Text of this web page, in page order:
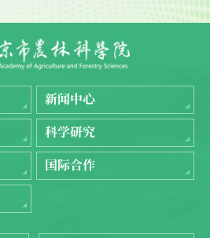
新闻中心
科学研究
国际合作